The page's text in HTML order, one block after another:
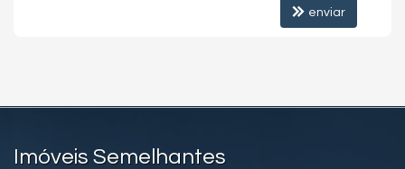
enviar
Imóveis Semelhantes